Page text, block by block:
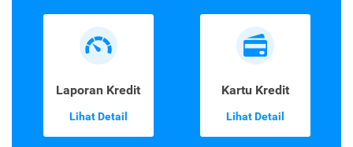
Laporan Kredit
Lihat Detail
Kartu Kredit
Lihat Detail